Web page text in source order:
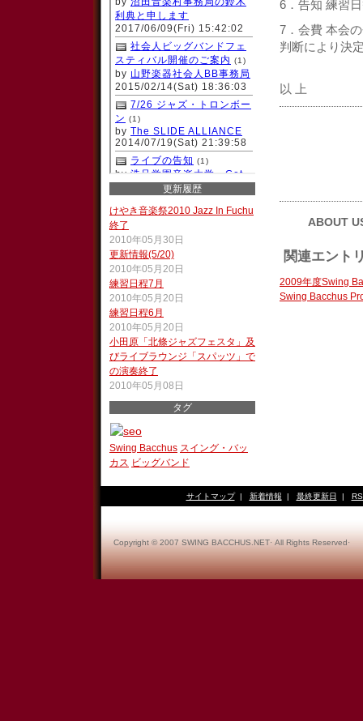
6．告知 練習
7．会費 本会
判断により決
以 上
ABOUT
関連エント
2009年度Swing
Swing Bacchus
更新履歴
けやき音楽祭2010 Jazz In Fuchu
終了
2010年05月30日
更新情報(5/20)
2010年05月20日
練習日程7月
2010年05月20日
練習日程6月
2010年05月20日
小田原「北條ジャズフェスタ」及
びライブラウンジ「スパッツ」で
の演奏終了
2010年05月08日
タグ
Swing Bacchus スイング・バッ
カス ビッグバンド
サイトマップ| 新着情報 | 最終更新日 |
Copyright © 2007 SWING BACCHUS.NET· All Rights Reserved·